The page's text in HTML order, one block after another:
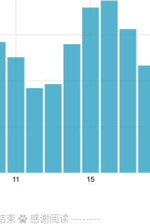
束 感谢阅读 --------